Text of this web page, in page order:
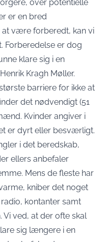
over potentielle
er en bred
at være forberedt, kan vi
Forberedelse er dog
klare sig i en
Kragh Møller.
barriere for ikke at
det nødvendigt (51
Kvinder angiver i
er dyrt eller besværligt.
i det beredskab,
ellers anbefaler
Mens de fleste har
kniber det noget
kontanter samt
Vi ved, at der ofte skal
sig længere i en